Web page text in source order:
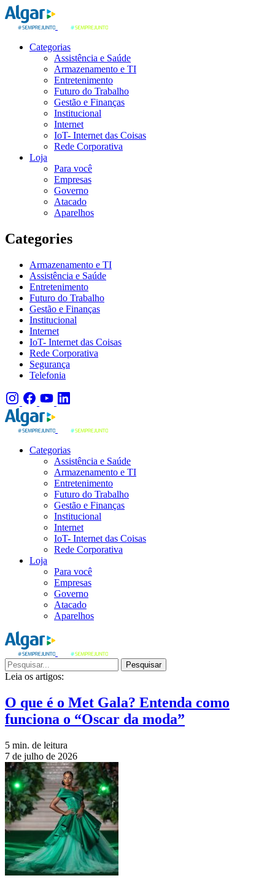
Categorias
Assistência e Saúde
Armazenamento e TI
Entretenimento
Futuro do Trabalho
Gestão e Finanças
Institucional
Internet
IoT- Internet das Coisas
Rede Corporativa
Loja
Para você
Empresas
Governo
Atacado
Aparelhos
Categories
Armazenamento e TI
Assistência e Saúde
Entretenimento
Futuro do Trabalho
Gestão e Finanças
Institucional
Internet
IoT- Internet das Coisas
Rede Corporativa
Segurança
Telefonia
Categorias
Assistência e Saúde
Armazenamento e TI
Entretenimento
Futuro do Trabalho
Gestão e Finanças
Institucional
Internet
IoT- Internet das Coisas
Rede Corporativa
Loja
Para você
Empresas
Governo
Atacado
Aparelhos
Pesquisar
Leia os artigos:
O que é o Met Gala? Entenda como
funciona o “Oscar da moda”
5 min. de leitura
7 de julho de 2026